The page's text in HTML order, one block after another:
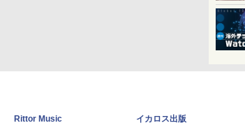
Rittor Music
イカロス出版